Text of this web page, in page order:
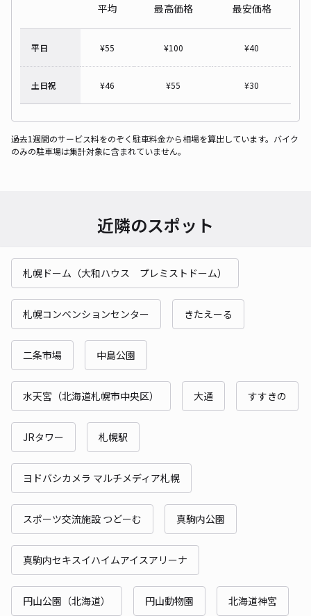
平均 最高価格 最安価格
平日 ¥55 ¥100 ¥40
土日祝 ¥46 ¥55 ¥30
過去1週間のサービス料をのぞく駐車料金から相場を算出しています。バイク
のみの駐車場は集計対象に含まれていません。
近隣のスポット
札幌ドーム（大和ハウス プレミストドーム）
札幌コンベンションセンター きたえーる
二条市場 中島公園
水天宮（北海道札幌市中央区） 大通 すすきの
JRタワー 札幌駅
ヨドバシカメラ マルチメディア札幌
スポーツ交流施設 つどーむ 真駒内公園
真駒内セキスイハイムアイスアリーナ
円山公園（北海道） 円山動物園 北海道神宮